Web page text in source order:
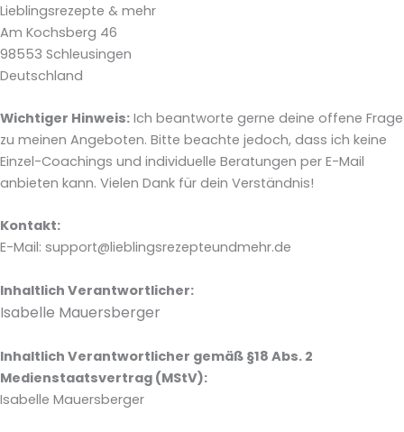
Lieblingsrezepte & mehr
Am Kochsberg 46
98553 Schleusingen
Deutschland
Wichtiger Hinweis: Ich beantworte gerne deine offene Frage
zu meinen Angeboten. Bitte beachte jedoch, dass ich keine
Einzel-Coachings und individuelle Beratungen per E-Mail
anbieten kann. Vielen Dank für dein Verständnis!
Kontakt:
E-Mail: support@lieblingsrezepteundmehr.de
Inhaltlich Verantwortlicher:
Isabelle Mauersberger
Inhaltlich Verantwortlicher gemäß §18 Abs. 2
Medienstaatsvertrag (MStV):
Isabelle Mauersberger